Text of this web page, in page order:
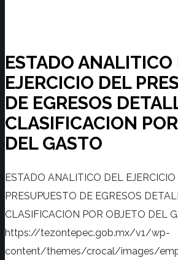
ESTADO ANALITICO
EJERCICIO DEL
DE EGRESOS
CLASIFICACION
DEL GASTO
ESTADO ANALITICO DEL
PRESUPUESTO DE EGRESOS
CLASIFICACION POR OBJETO DEL
https://tezontepec.gob.mx/v1/wp-
content/themes/crocal/images/